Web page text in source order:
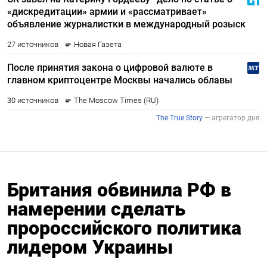
Британия обвинила РФ в
намерении сделать
пророссийского политика
лидером Украины